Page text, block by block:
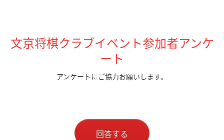
文京将棋クラブイベント参加者アンケ
ート
アンケートにご協力お願いします。
回答する